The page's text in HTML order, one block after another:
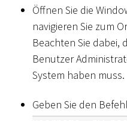
Öffnen Sie die
navigieren Sie zum
Beachten Sie dabei,
Benutzer
System haben muss.
Geben Sie den Befehl